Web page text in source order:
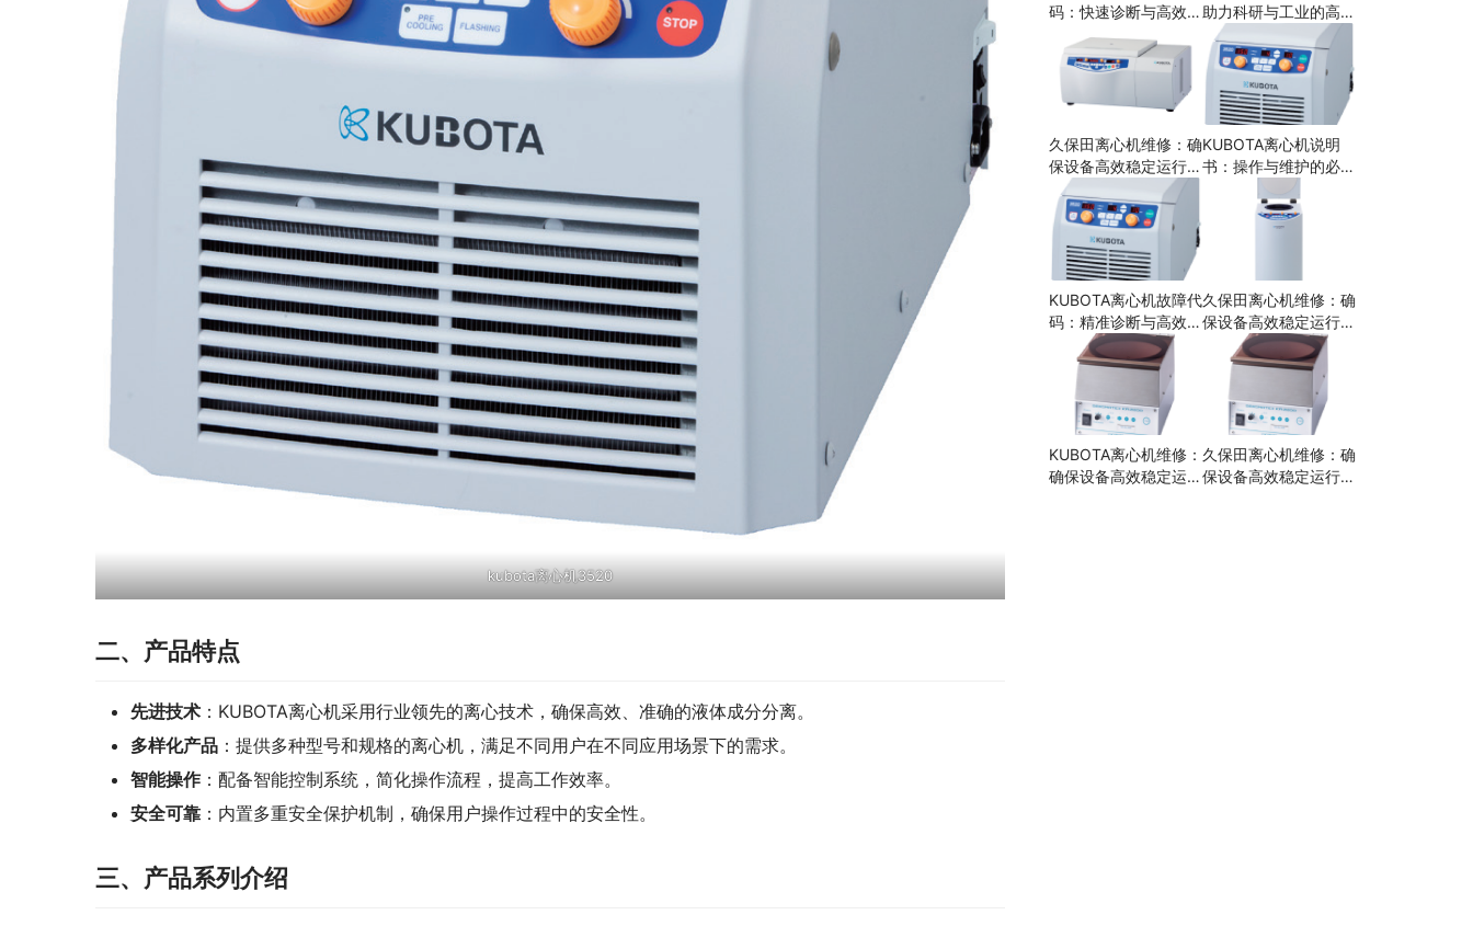
kubota离心机3520
二、产品特点
先进技术 ‌：KUBOTA离心机采用行业领先的离心技术，确保高效、准确的液体成分分离。
多样化产品 ‌：提供多种型号和规格的离心机，满足不同用户在不同应用场景下的需求。
智能操作‌：配备智能控制系统，简化操作流程，提高工作效率。
安全可靠 ‌：内置多重安全保护机制，确保用户操作过程中的安全性。
三、产品系列介绍
码：快速诊断与高效维 助力科研与工业的高效
分离技术
久保田离心机维修：确
保设备高效稳定运行的
关键步骤
KUBOTA离心机说明
书：操作与维护的必备
KUBOTA离心机故障代
码：精准诊断与高效解
久保田离心机维修：确
保设备高效稳定运行的
关键步骤
KUBOTA离心机维修：
确保设备高效稳定运行
久保田离心机维修：确
保设备高效稳定运行的